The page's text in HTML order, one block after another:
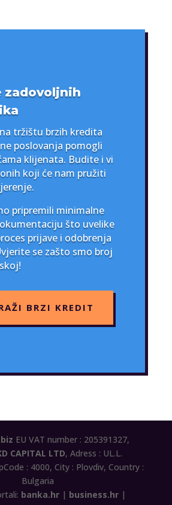
zadovoljnih
tržištu brzih kredita
poslovanja pomogli
klijenata. Budite i vi
koji će nam pružiti
pripremili minimalne
što uvelike
prijave i odobrenja
se zašto smo broj
BRZI KREDIT
EU VAT number : 205391327,
CAPITAL LTD, Adress : UL.L.
: 4000, City : Plovdiv, Country :
Bulgaria
banka.hr| business.hr|